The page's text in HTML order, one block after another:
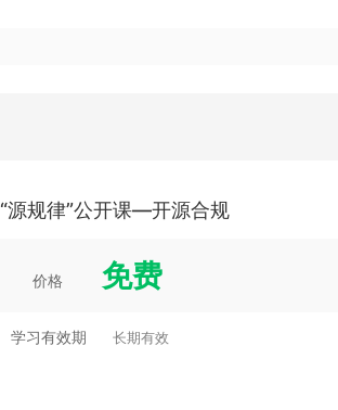
“源规律”公开课—开源合规
价格 免费
学习有效期 长期有效